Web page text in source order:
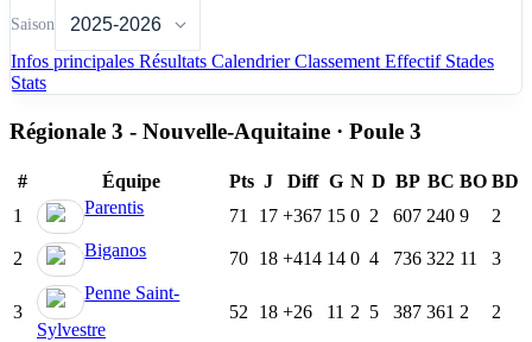
Saison
Infos principales Résultats CalendrierClassement Effectif Stades
Stats
Régionale 3 - Nouvelle-Aquitaine · Poule 3
# Équipe Pts J Diff G N D BP BC BO BD
1
Parentis 71 17 +367 15 0 2 607 240 9 2
2 Biganos 70 18 +414 14 0 4 736 322 11 3
3
Penne Saint-
Sylvestre
52 18 +26 11 2 5 387 361 2 2